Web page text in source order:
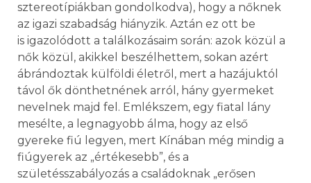
sztereotípiákban gondolkodva), hogy a nőknek
az igazi szabadság hiányzik. Aztán ez ott be
is igazolódott a találkozásaim során: azok közül a
nők közül, akikkel beszélhettem, sokan azért
ábrándoztak külföldi életről, mert a hazájuktól
távol ők dönthetnének arról, hány gyermeket
nevelnek majd fel. Emlékszem, egy fiatal lány
mesélte, a legnagyobb álma, hogy az első
gyereke fiú legyen, mert Kínában még mindig a
fiúgyerek az „értékesebb”, és a
születésszabályozás a családoknak „erősen